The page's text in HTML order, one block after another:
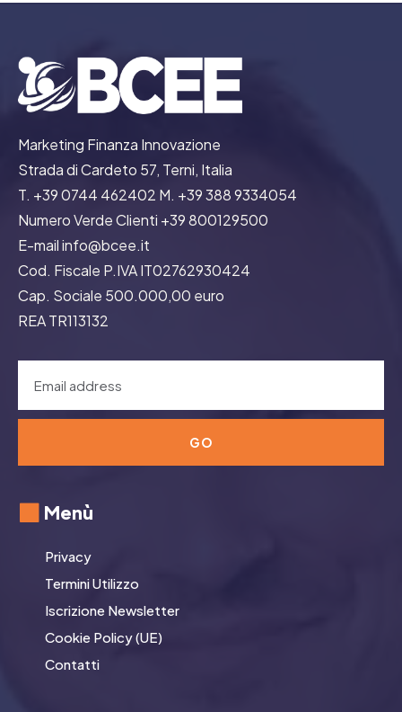
Marketing Finanza Innovazione
Strada di Cardeto 57, Terni, Italia
T. +39 0744 462402 M. +39 388 9334054
Numero Verde Clienti +39 800129500
E-mail info@bcee.it
Cod. Fiscale P.IVA IT02762930424
Cap. Sociale 500.000,00 euro
REA TR113132
GO
Menù
Privacy
Termini Utilizzo
Iscrizione Newsletter
Cookie Policy (UE)
Contatti